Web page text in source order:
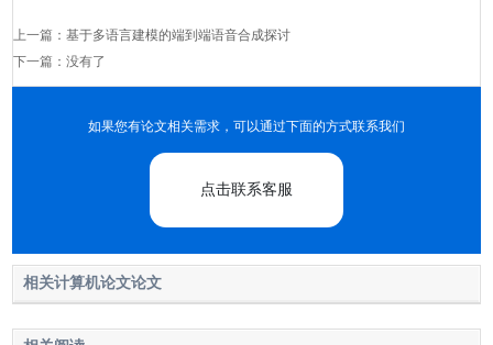
上一篇：基于多语言建模的端到端语音合成探讨
下一篇：没有了
如果您有论文相关需求，可以通过下面的方式联系我们
点击联系客服
相关计算机论文论文